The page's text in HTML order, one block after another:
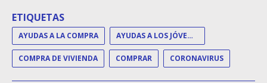
ETIQUETAS
AYUDAS A LA COMPRA AYUDAS A LOS JÓVENES
COMPRA DE VIVIENDA COMPRAR CORONAVIRUS